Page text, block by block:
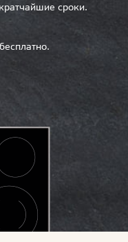
сроки.